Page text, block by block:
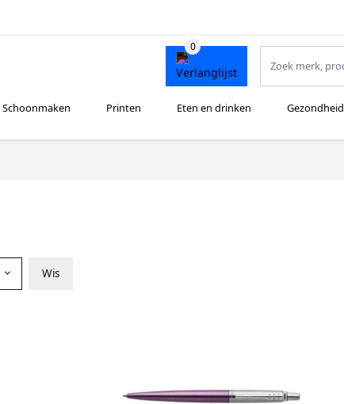
Schoonmaken Printen Eten en drinken Gezondheid
Wis